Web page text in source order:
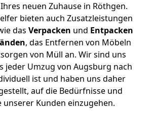
neuen Zuhause in Röthgen.
bieten auch Zusatzleistungen
das Verpacken und Entpacken
, das Entfernen von Möbeln
von Müll an. Wir sind uns
jeder Umzug von Augsburg nach
ist und haben uns daher
auf die Bedürfnisse und
unserer Kunden einzugehen.